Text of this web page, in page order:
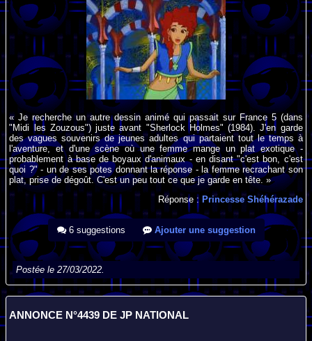
« Je recherche un autre dessin animé qui passait sur France 5 (dans
"Midi les Zouzous") juste avant "Sherlock Holmes" (1984). J'en garde
des vagues souvenirs de jeunes adultes qui partaient tout le temps à
l'aventure, et d'une scène où une femme mange un plat exotique -
probablement à base de boyaux d'animaux - en disant "c'est bon, c'est
quoi ?" - un de ses potes donnant la réponse - la femme recrachant son
plat, prise de dégoût. C'est un peu tout ce que je garde en tête. »
Réponse : Princesse Shéhérazade
6 suggestions Ajouter une suggestion
Postée le 27/03/2022.
ANNONCE N°4439 DE JP NATIONAL